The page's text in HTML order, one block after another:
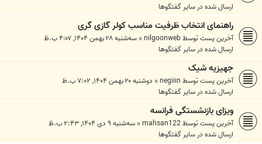
ارسال شده در ساير گفتگوها
راهنمای انتخاب ظرفیت مناسب کولر گازی گری
آخرین پست توسطnilgoonweb
« سه‌شنبه ۲۸ بهمن ۱۴۰۴, ۴:۰۷ ب.ظ
ارسال شده در ساير گفتگوها
جهیزیه شیک
آخرین پست توسطnegiiin
« دوشنبه ۲۰ بهمن ۱۴۰۴, ۷:۰۲ ب.ظ
ارسال شده در ساير گفتگوها
ویزای بازنشستگی فرانسه
آخرین پست توسطmahsan122
« سه‌شنبه ۹ دی ۱۴۰۴, ۲:۴۳ ب.ظ
ارسال شده در ساير گفتگوها